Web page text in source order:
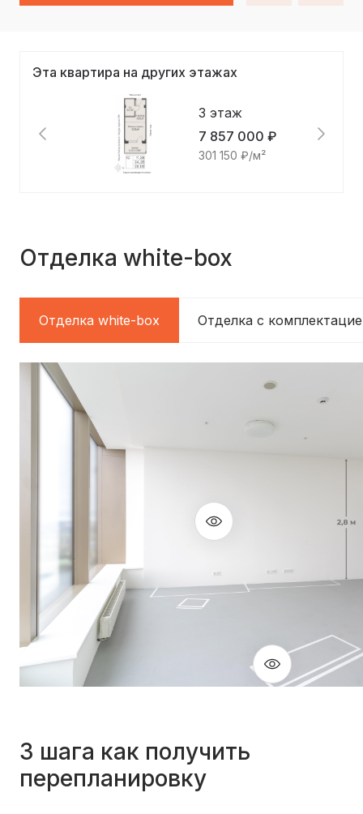
Эта квартира на других этажах
3 этаж
7 857 000 ₽
301 150 ₽/м²
Отделка white-box
Отделка white-box Отделка c
3 шага как получить
перепланировку